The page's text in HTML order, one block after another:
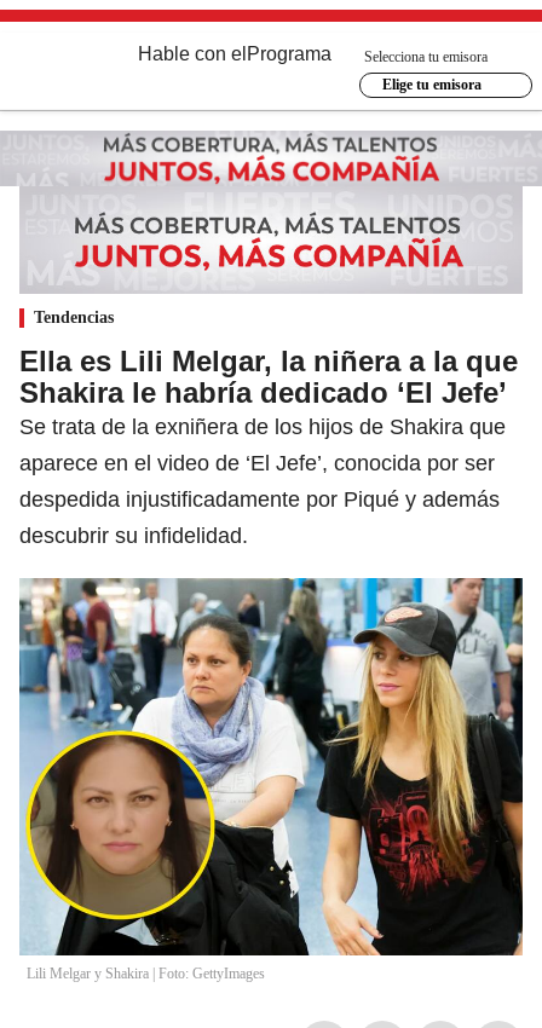
Hable con el Programa
Selecciona tu emisora
Elige tu emisora
Tendencias
Ella es Lili Melgar, la niñera a la que
Shakira le habría dedicado ‘El Jefe’
Se trata de la exniñera de los hijos de Shakira que
aparece en el video de ‘El Jefe’, conocida por ser
despedida injustificadamente por Piqué y además
descubrir su infidelidad.
Lili Melgar y Shakira | Foto: GettyImages